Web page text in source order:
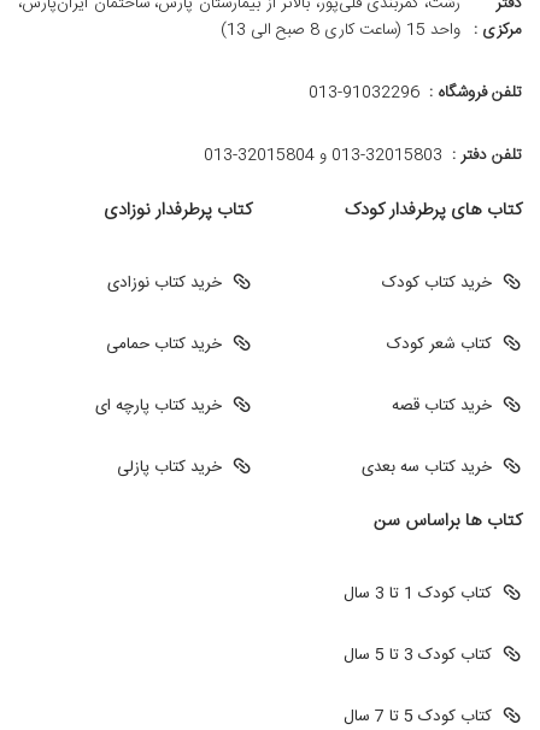
مرکزی : واحد 15 (ساعت کاری 8 صبح الی 13)
تلفن فروشگاه : 013-91032296
تلفن دفتر : 013-32015803 و 32015804-013
کتاب های پرطرفدار کودک
خرید کتاب کودک
کتاب شعر کودک
خرید کتاب قصه
خرید کتاب سه بعدی
کتاب پرطرفدار نوزادی
خرید کتاب نوزادی
خرید کتاب حمامی
خرید کتاب پارچه ای
خرید کتاب پازلی
کتاب ها براساس سن
کتاب کودک 1 تا 3 سال
کتاب کودک 3 تا 5 سال
کتاب کودک 5 تا 7 سال